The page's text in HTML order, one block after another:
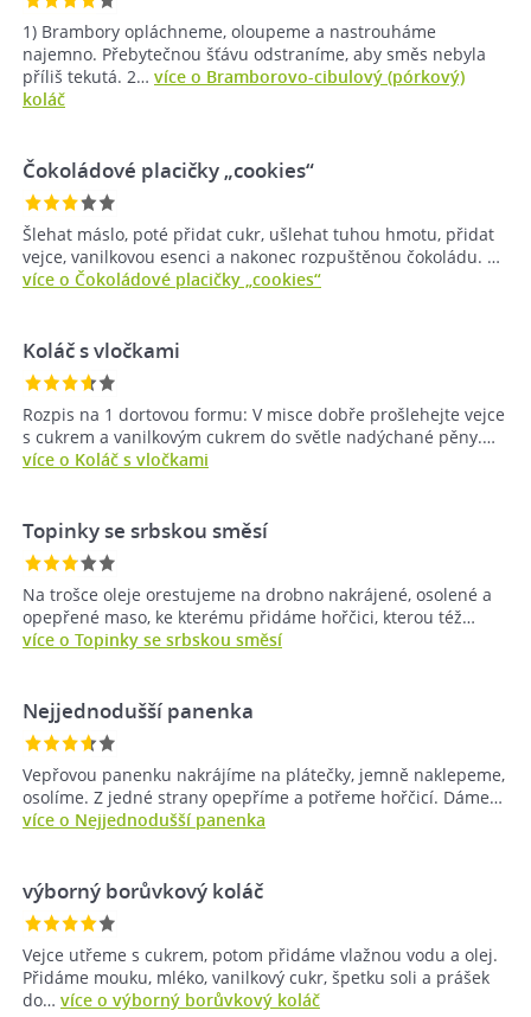
1) Brambory opláchneme, oloupeme a nastrouháme
najemno. Přebytečnou šťávu odstraníme, aby směs nebyla
příliš tekutá. 2… více o Bramborovo-cibulový (pórkový)
koláč
Čokoládové placičky „cookies“
Šlehat máslo, poté přidat cukr, ušlehat tuhou hmotu, přidat
vejce, vanilkovou esenci a nakonec rozpuštěnou čokoládu. …
více o Čokoládové placičky „cookies“
Koláč s vločkami
Rozpis na 1 dortovou formu: V misce dobře prošlehejte vejce
s cukrem a vanilkovým cukrem do světle nadýchané pěny.…
více o Koláč s vločkami
Topinky se srbskou směsí
Na trošce oleje orestujeme na drobno nakrájené, osolené a
opepřené maso, ke kterému přidáme hořčici, kterou též…
více o Topinky se srbskou směsí
Nejjednodušší panenka
Vepřovou panenku nakrájíme na plátečky, jemně naklepeme,
osolíme. Z jedné strany opepříme a potřeme hořčicí. Dáme…
více o Nejjednodušší panenka
výborný borůvkový koláč
Vejce utřeme s cukrem, potom přidáme vlažnou vodu a olej.
Přidáme mouku, mléko, vanilkový cukr, špetku soli a prášek
do… více o výborný borůvkový koláč